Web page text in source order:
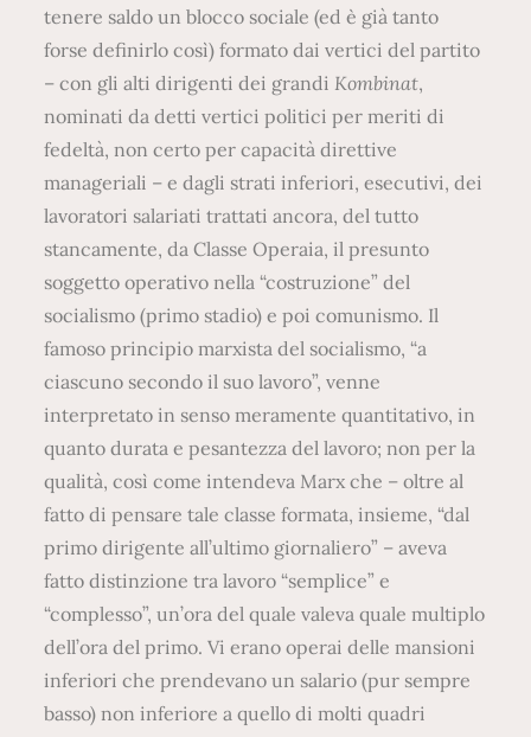
tenere saldo un blocco sociale (ed è già tanto
forse definirlo così) formato dai vertici del partito
– con gli alti dirigenti dei grandi Kombinat,
nominati da detti vertici politici per meriti di
fedeltà, non certo per capacità direttive
manageriali – e dagli strati inferiori, esecutivi, dei
lavoratori salariati trattati ancora, del tutto
stancamente, da Classe Operaia, il presunto
soggetto operativo nella “costruzione” del
socialismo (primo stadio) e poi comunismo. Il
famoso principio marxista del socialismo, “a
ciascuno secondo il suo lavoro”, venne
interpretato in senso meramente quantitativo, in
quanto durata e pesantezza del lavoro; non per la
qualità, così come intendeva Marx che – oltre al
fatto di pensare tale classe formata, insieme, “dal
primo dirigente all’ultimo giornaliero” – aveva
fatto distinzione tra lavoro “semplice” e
“complesso”, un’ora del quale valeva quale multiplo
dell’ora del primo. Vi erano operai delle mansioni
inferiori che prendevano un salario (pur sempre
basso) non inferiore a quello di molti quadri